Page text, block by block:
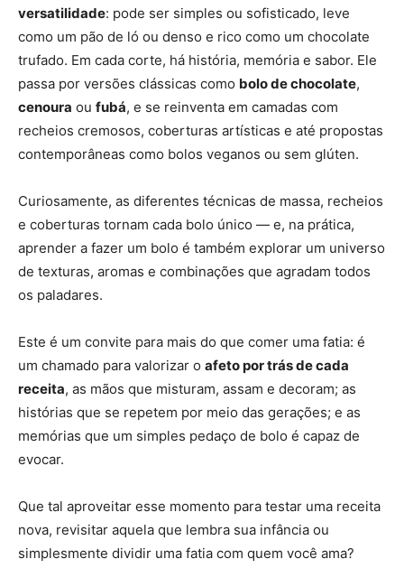
versatilidade: pode ser simples ou sofisticado, leve
como um pão de ló ou denso e rico como um chocolate
trufado. Em cada corte, há história, memória e sabor. Ele
passa por versões clássicas como bolo de chocolate,
cenoura ou fubá, e se reinventa em camadas com
recheios cremosos, coberturas artísticas e até propostas
contemporâneas como bolos veganos ou sem glúten.
Curiosamente, as diferentes técnicas de massa, recheios
e coberturas tornam cada bolo único — e, na prática,
aprender a fazer um bolo é também explorar um universo
de texturas, aromas e combinações que agradam todos
os paladares.
Este é um convite para mais do que comer uma fatia: é
um chamado para valorizar o afeto por trás de cada
receita, as mãos que misturam, assam e decoram; as
histórias que se repetem por meio das gerações; e as
memórias que um simples pedaço de bolo é capaz de
evocar.
Que tal aproveitar esse momento para testar uma receita
nova, revisitar aquela que lembra sua infância ou
simplesmente dividir uma fatia com quem você ama?